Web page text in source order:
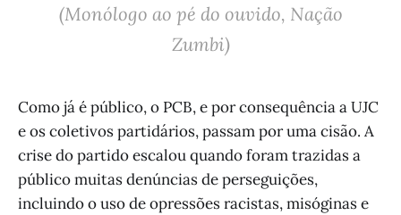
(Monólogo ao pé do ouvido, Nação
Zumbi)
Como já é público, o PCB, e por consequência a UJC
e os coletivos partidários, passam por uma cisão. A
crise do partido escalou quando foram trazidas a
público muitas denúncias de perseguições,
incluindo o uso de opressões racistas, misóginas e